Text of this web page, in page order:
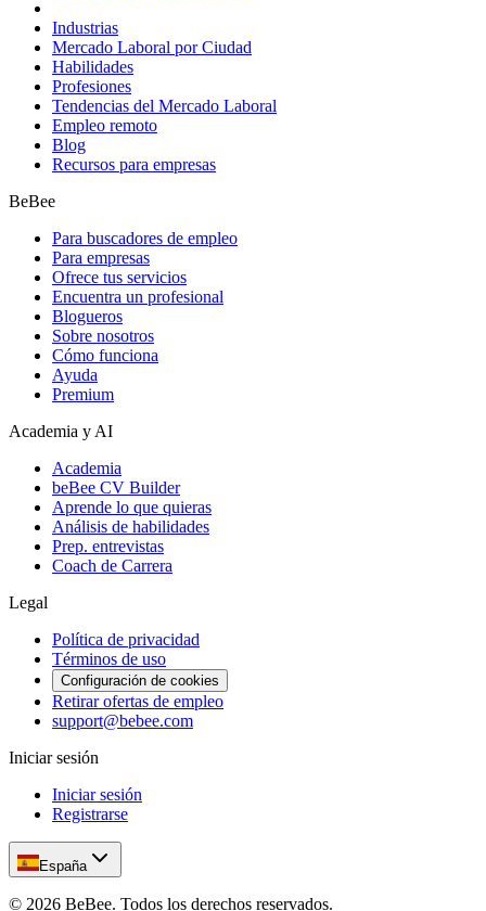
Industrias
Mercado Laboral por Ciudad
Habilidades
Profesiones
Tendencias del Mercado Laboral
Empleo remoto
Blog
Recursos para empresas
BeBee
Para buscadores de empleo
Para empresas
Ofrece tus servicios
Encuentra un profesional
Blogueros
Sobre nosotros
Cómo funciona
Ayuda
Premium
Academia y AI
Academia
beBee CV Builder
Aprende lo que quieras
Análisis de habilidades
Prep. entrevistas
Coach de Carrera
Legal
Política de privacidad
Términos de uso
Configuración de cookies
Retirar ofertas de empleo
support@bebee.com
Iniciar sesión
Iniciar sesión
Registrarse
España
© 2026 BeBee. Todos los derechos reservados.